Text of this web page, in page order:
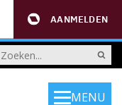
AANMELDEN
MENU